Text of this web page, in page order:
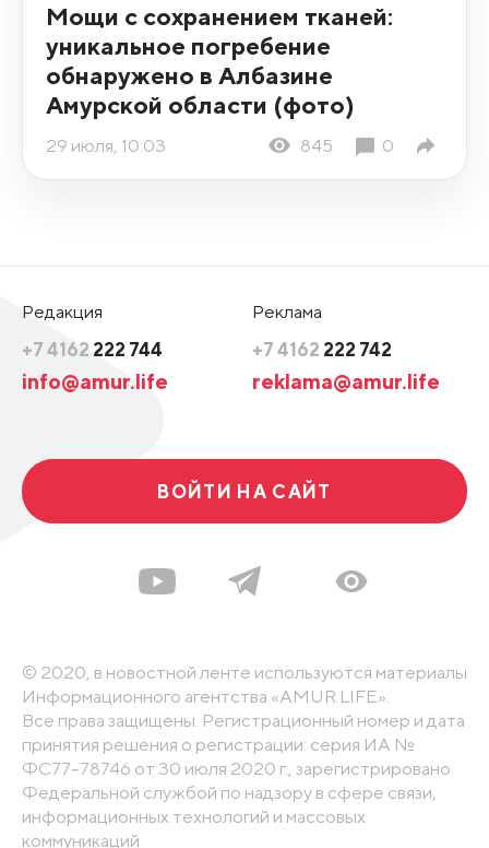
Мощи с сохранением тканей:
уникальное погребение
обнаружено в Албазине
Амурской области (фото)
29 июля, 10:03 845 0
Редакция
+7 4162 222 744
info@amur.life
Реклама
+7 4162 222 742
reklama@amur.life
ВОЙТИ НА САЙТ
© 2020, в новостной ленте используются материалы
Информационного агентства «AMUR.LIFE».
Все права защищены. Регистрационный номер и дата
принятия решения о регистрации: серия ИА №
ФС77-78746 от 30 июля 2020 г., зарегистрировано
Федеральной службой по надзору в сфере связи,
информационных технологий и массовых
коммуникаций